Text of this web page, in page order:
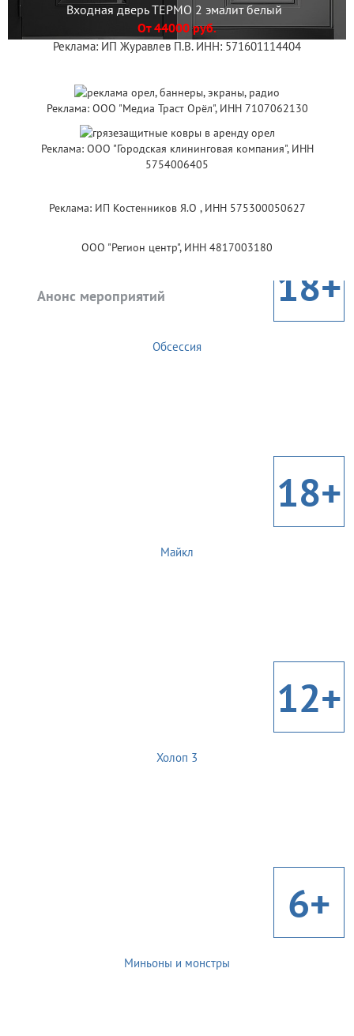
Входная дверь ТЕРМО 2 эмалит белый
От 44000 руб.
Реклама: ИП Журавлев П.В. ИНН: 571601114404
Реклама: ООО "Медиа Траст Орёл", ИНН 7107062130
Реклама: ООО "Городская клининговая компания", ИНН
5754006405
Реклама: ИП Костенников Я.О , ИНН 575300050627
ООО "Регион центр", ИНН 4817003180
Анонс мероприятий 18+
Обсессия
18+
Майкл
12+
Холоп 3
6+
Миньоны и монстры